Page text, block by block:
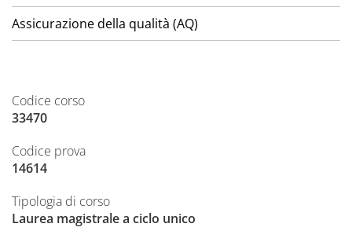
Assicurazione della qualità (AQ)
Codice corso
33470
Codice prova
14614
Tipologia di corso
Laurea magistrale a ciclo unico